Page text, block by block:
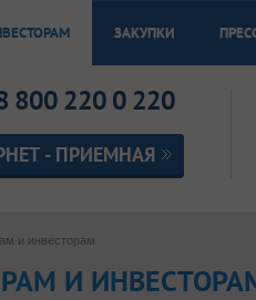
ЗАКУПКИ
800 220 0 220
- ПРИЕМНАЯ
и инвесторам
И